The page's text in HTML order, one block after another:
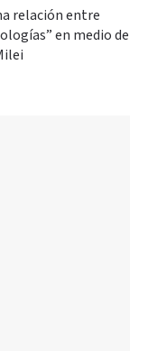
relación entre
en medio de